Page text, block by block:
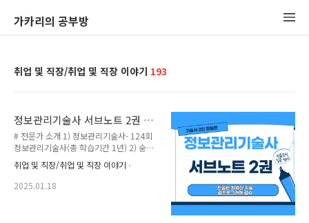
가카리의 공부방
취업 및 직장/취업 및 직장 이야기 193
정보관리기술사 서브노트 2권 출
시!
# 전문가 소개 1) 정보관리기술사- 124회
정보관리기술사(총 학습기간 1년) 2) 숭실
대학교 정보과학대학원 AI 전공 재학 중 #
서비스 소개 (정보관리기술사 통합본을 구
매하신 분은 이 서비스를 구매 안하셔도됩
취업 및 직장/취업 및 직장 이야기
2025.01.18